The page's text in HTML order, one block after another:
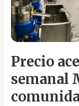
Precio
semanal
MAPA:
España,
comunidades
y